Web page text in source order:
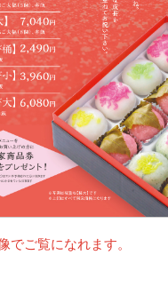
ご覧になれます。